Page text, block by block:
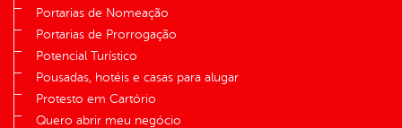
Portarias de Nomeação
Portarias de Prorrogação
Potencial Turístico
Pousadas, hotéis e casas para alugar
Protesto em Cartório
Quero abrir meu negócio